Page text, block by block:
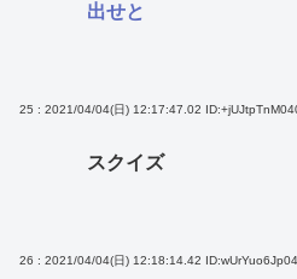
出せと
25 : 2021/04/04(日) 12:17:47.02
スクイズ
26 : 2021/04/04(日) 12:18:14.42